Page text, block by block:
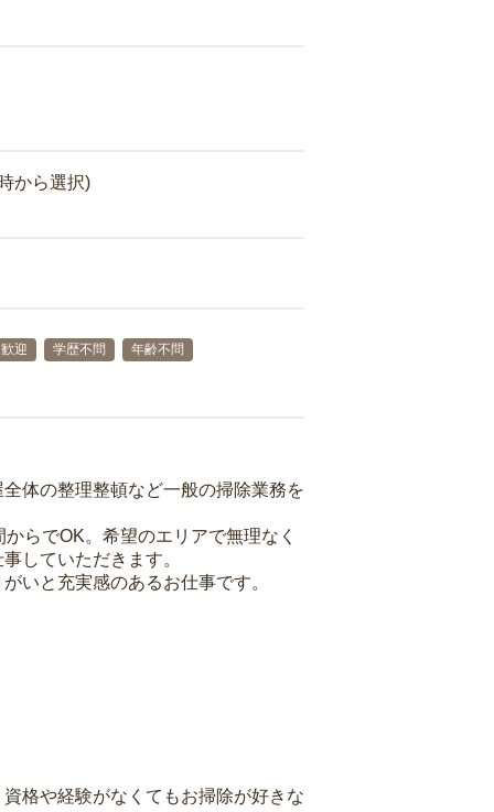
から選択)
迎 学歴不問
年齢不問
体の整理整頓など一般の掃除業務を
らでOK。希望のエリアで無理なく
していただきます。
いと充実感のあるお仕事です。
格や経験がなくてもお掃除が好きな